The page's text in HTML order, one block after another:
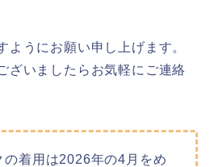
ようにお願い申し上げます。
ざいましたらお気軽にご連絡
着用は2026年の4月をめ